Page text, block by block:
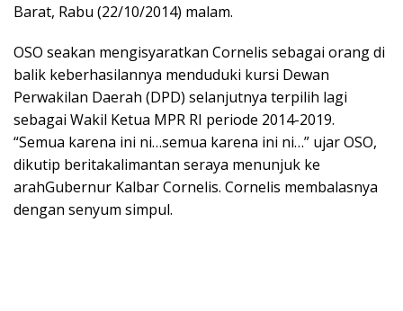
Barat, Rabu (22/10/2014) malam.
OSO seakan mengisyaratkan Cornelis sebagai orang di
balik keberhasilannya menduduki kursi Dewan
Perwakilan Daerah (DPD) selanjutnya terpilih lagi
sebagai Wakil Ketua MPR RI periode 2014-2019.
“Semua karena ini ni…semua karena ini ni…” ujar OSO,
dikutip beritakalimantan seraya menunjuk ke
arahGubernur Kalbar Cornelis. Cornelis membalasnya
dengan senyum simpul.